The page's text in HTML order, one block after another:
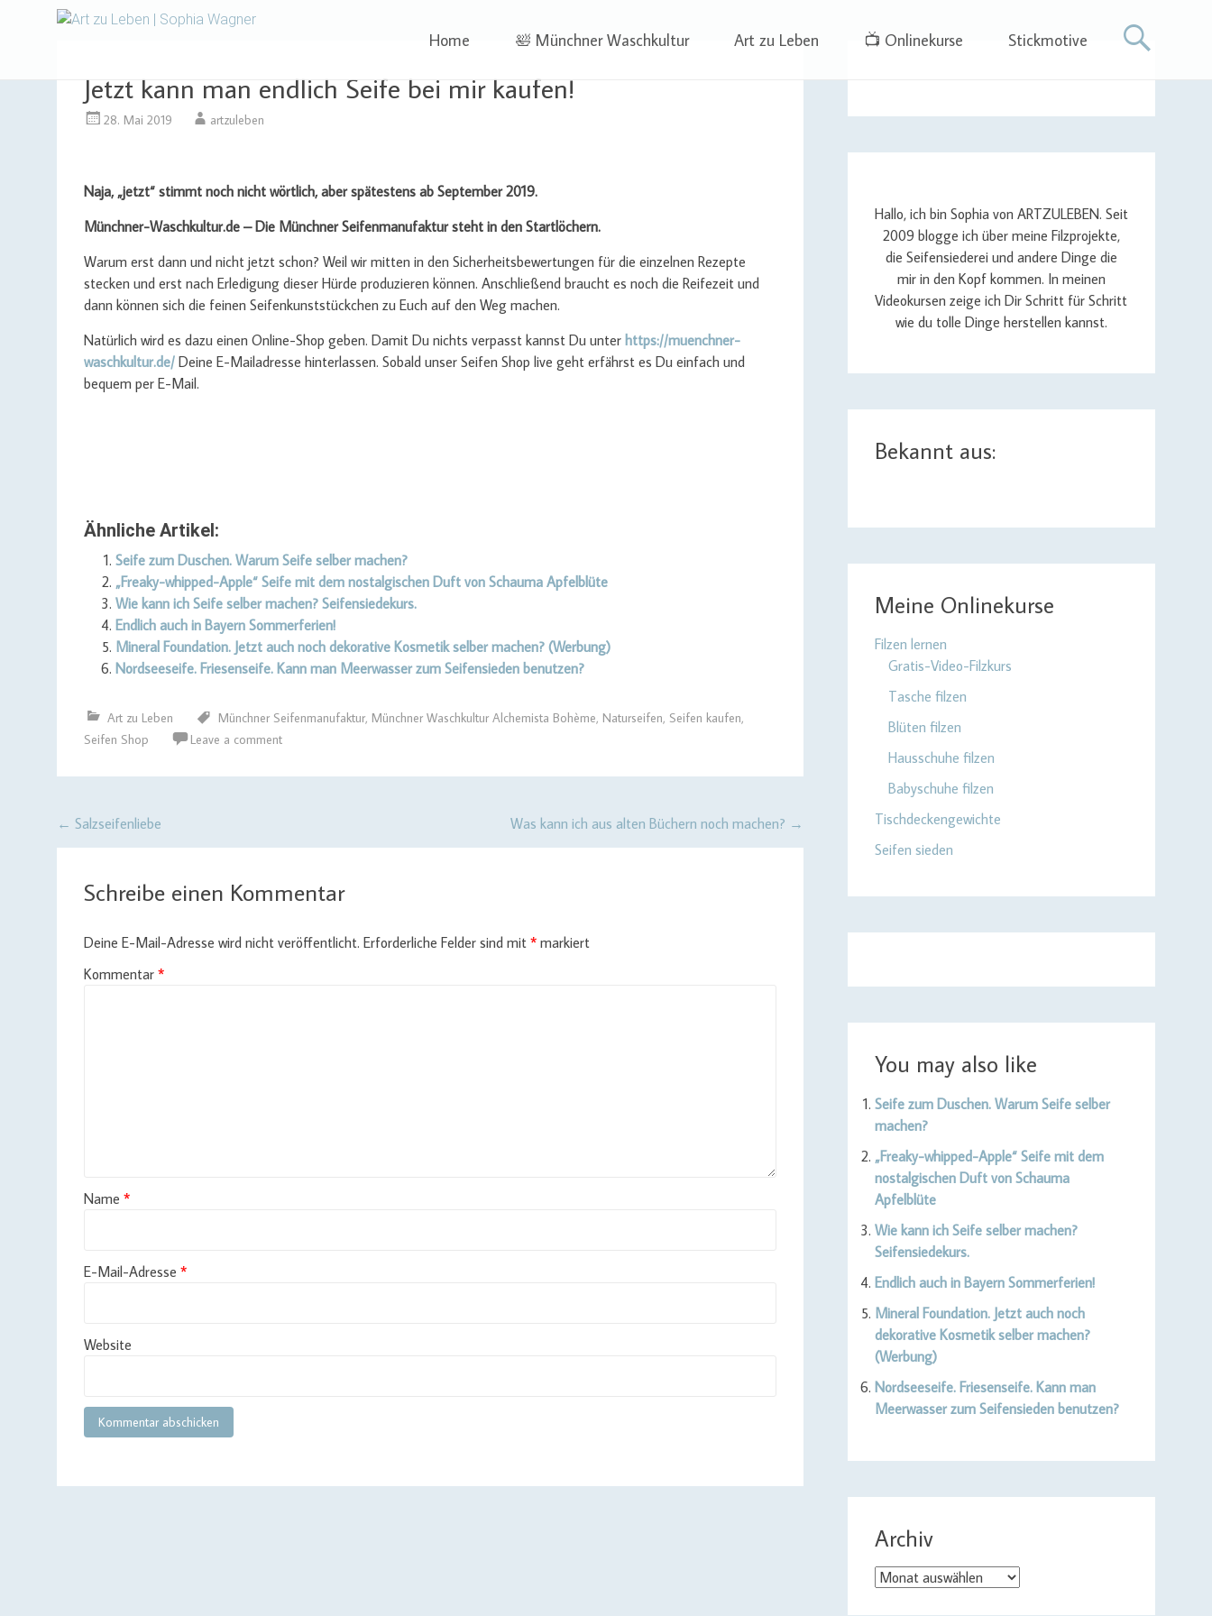
Art zu Leben | Sophia Wagner
to
Home 🛀 Münchner Waschkultur Art zu Leben 📺 Onlinekurse Stickmotive
Jetzt kann man endlich Seife bei mir kaufen!
28. Mai 2019 artzuleben
Naja, „jetzt“ stimmt noch nicht wörtlich, aber spätestens ab September 2019.
Münchner-Waschkultur.de – Die Münchner Seifenmanufaktur steht in den Startlöchern.
Warum erst dann und nicht jetzt schon? Weil wir mitten in den Sicherheitsbewertungen für die einzelnen Rezepte
stecken und erst nach Erledigung dieser Hürde produzieren können. Anschließend braucht es noch die Reifezeit und
dann können sich die feinen Seifenkunststückchen zu Euch auf den Weg machen.
Natürlich wird es dazu einen Online-Shop geben. Damit Du nichts verpasst kannst Du unter https://muenchner-
waschkultur.de/ Deine E-Mailadresse hinterlassen. Sobald unser Seifen Shop live geht erfährst es Du einfach und
bequem per E-Mail.
Ähnliche Artikel:
Seife zum Duschen. Warum Seife selber machen?
„Freaky-whipped-Apple“ Seife mit dem nostalgischen Duft von Schauma Apfelblüte
Wie kann ich Seife selber machen? Seifensiedekurs.
Endlich auch in Bayern Sommerferien!
Mineral Foundation. Jetzt auch noch dekorative Kosmetik selber machen? (Werbung)
Nordseeseife. Friesenseife. Kann man Meerwasser zum Seifensieden benutzen?
Art zu Leben Münchner Seifenmanufaktur, Münchner Waschkultur Alchemista Bohème, Naturseifen, Seifen kaufen,
Seifen Shop
Leave a comment
Post
← Salzseifenliebe Was kann ich aus alten Büchern noch machen? →
Schreibe einen Kommentar
Deine E-Mail-Adresse wird nicht veröffentlicht. Erforderliche Felder sind mit * markiert
Kommentar *
Name *
E-Mail-Adresse *
Website
Hallo, ich bin Sophia von ARTZULEBEN. Seit
2009 blogge ich über meine Filzprojekte,
die Seifensiederei und andere Dinge die
mir in den Kopf kommen. In meinen
Videokursen zeige ich Dir Schritt für Schritt
wie du tolle Dinge herstellen kannst.
Bekannt aus:
Meine Onlinekurse
Filzen lernen
Gratis-Video-Filzkurs
Tasche filzen
Blüten filzen
Hausschuhe filzen
Babyschuhe filzen
Tischdeckengewichte
Seifen sieden
You may also like
Seife zum Duschen. Warum Seife selber
machen?
„Freaky-whipped-Apple“ Seife mit dem
nostalgischen Duft von Schauma
Apfelblüte
Wie kann ich Seife selber machen?
Seifensiedekurs.
Endlich auch in Bayern Sommerferien!
Mineral Foundation. Jetzt auch noch
dekorative Kosmetik selber machen?
(Werbung)
Nordseeseife. Friesenseife. Kann man
Meerwasser zum Seifensieden benutzen?
Archiv
Archiv